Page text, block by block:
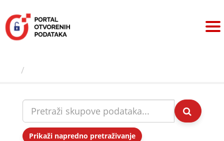
sadržaj
Prikaži napredno pretraživanje